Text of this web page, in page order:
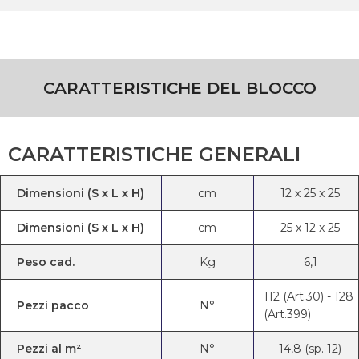
CARATTERISTICHE DEL BLOCCO
CARATTERISTICHE GENERALI
Dimensioni (S x L x H) cm 12 x 25 x 25
Dimensioni (S x L x H) cm 25 x 12 x 25
Peso cad. Kg 6,1
Pezzi pacco N°
112 (Art.30) - 128
(Art.399)
Pezzi al m² N° 14,8 (sp. 12)